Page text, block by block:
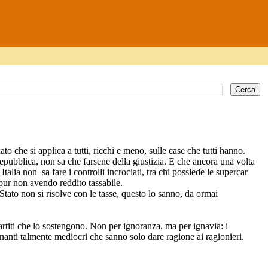
che si applica a tutti, ricchi e meno, sulle case che tutti hanno.
non sa che farsene della giustizia. E che ancora una volta
non sa fare i controlli incrociati, tra chi possiede le supercar
non avendo reddito tassabile.
non si risolve con le tasse, questo lo sanno, da ormai
che lo sostengono. Non per ignoranza, ma per ignavia: i
talmente mediocri che sanno solo dare ragione ai ragionieri.